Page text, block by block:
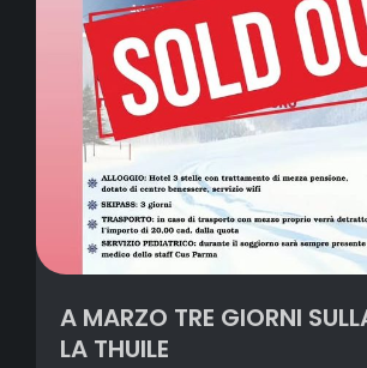
A MARZO TRE GIORNI
LA THUILE